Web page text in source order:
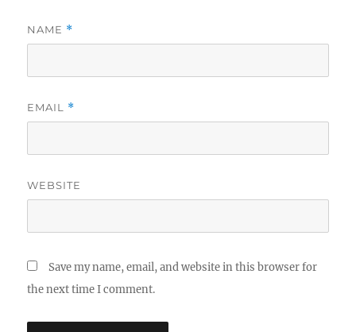
NAME *
EMAIL *
WEBSITE
Save my name, email, and website in this browser for
the next time I comment.